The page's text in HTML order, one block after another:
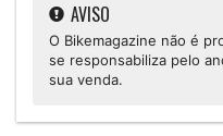
AVISO
O Bikemagazine não é
se responsabiliza pelo
sua venda.